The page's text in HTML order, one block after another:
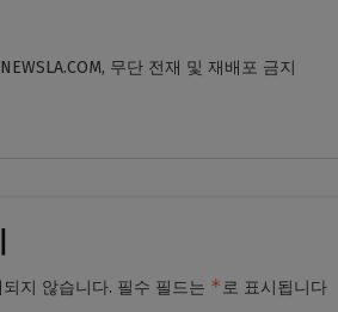
무단 전재 및 재배포 금지
지 않습니다. 필수 필드는 *로 표시됩니다